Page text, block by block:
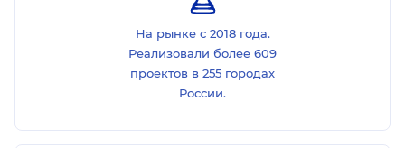
На рынке с 2018 года.
Реализовали более 609
проектов в 255 городах
России.